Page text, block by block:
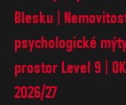
Blesku
psychologické
prostor Level 9
2026/27